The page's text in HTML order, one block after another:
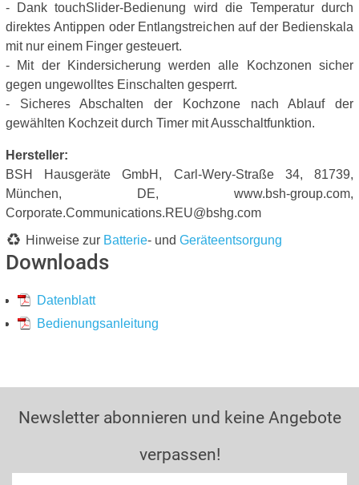
- Dank touchSlider-Bedienung wird die Temperatur durch
direktes Antippen oder Entlangstreichen auf der Bedienskala
mit nur einem Finger gesteuert.
- Mit der Kindersicherung werden alle Kochzonen sicher
gegen ungewolltes Einschalten gesperrt.
- Sicheres Abschalten der Kochzone nach Ablauf der
gewählten Kochzeit durch Timer mit Ausschaltfunktion.
Hersteller:
BSH Hausgeräte GmbH, Carl-Wery-Straße 34, 81739,
München, DE, www.bsh-group.com,
Corporate.Communications.REU@bshg.com
Hinweise zur Batterie- und Geräteentsorgung
Downloads
Datenblatt
Bedienungsanleitung
Newsletter abonnieren und keine Angebote
verpassen!